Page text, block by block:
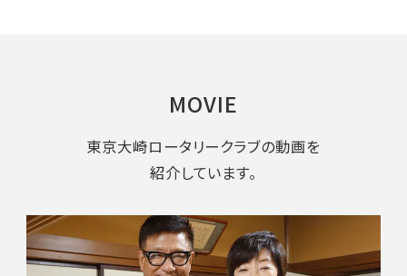
MOVIE
東京大崎ロータリークラブの動画を
紹介しています。